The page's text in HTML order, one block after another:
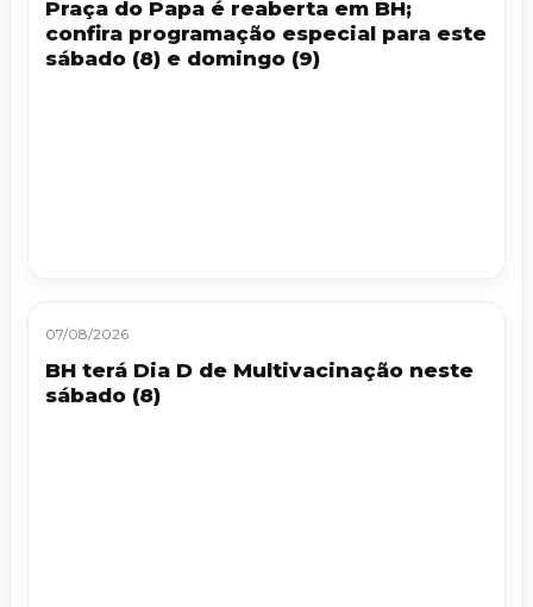
Praça do Papa é reaberta em BH;
confira programação especial para este
sábado (8) e domingo (9)
07/08/2026
BH terá Dia D de Multivacinação neste
sábado (8)